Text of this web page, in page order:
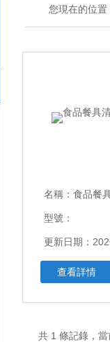
您現在的位置
名稱： 食品餐
型號：
更新日期：
查看詳情
共 1 條記錄，